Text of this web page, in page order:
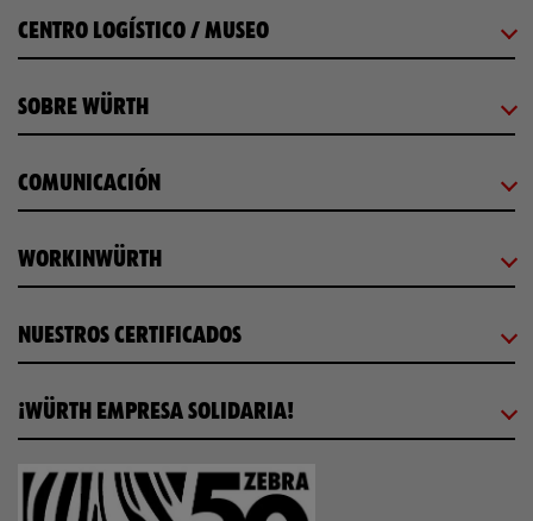
CENTRO LOGÍSTICO / MUSEO
SOBRE WÜRTH
COMUNICACIÓN
WORKINWÜRTH
NUESTROS CERTIFICADOS
¡WÜRTH EMPRESA SOLIDARIA!